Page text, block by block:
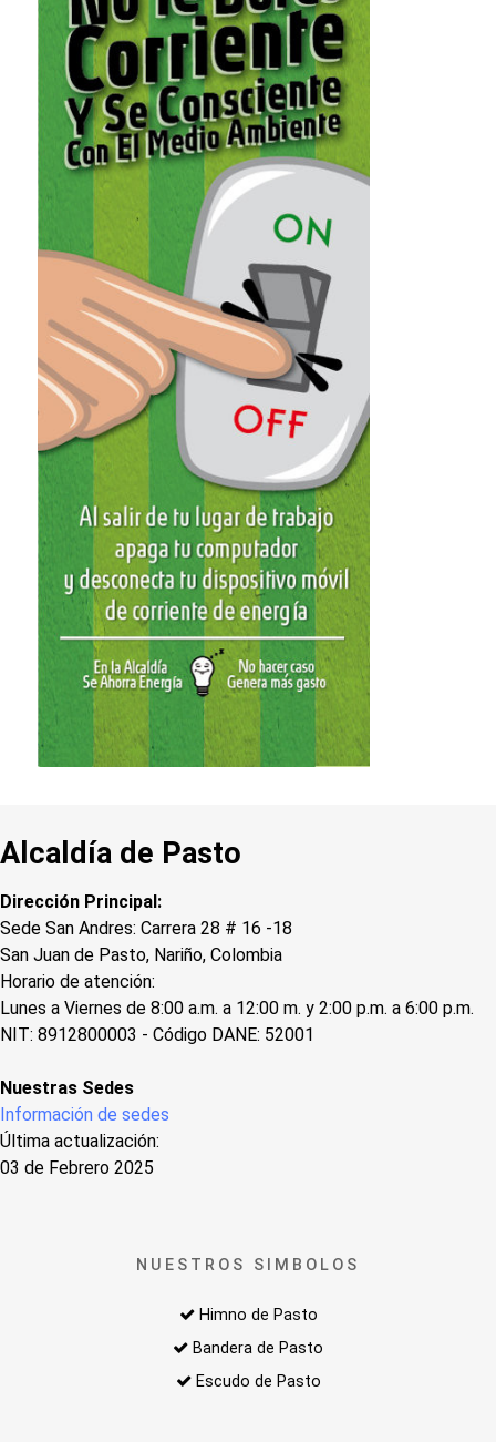
Alcaldía de Pasto
Dirección Principal:
Sede San Andres: Carrera 28 # 16 -18
San Juan de Pasto, Nariño, Colombia
Horario de atención:
Lunes a Viernes de 8:00 a.m. a 12:00 m. y 2:00 p.m. a 6:00 p.m.
NIT: 8912800003 - Código DANE: 52001
Nuestras Sedes
Información de sedes
Última actualización:
03 de Febrero 2025
NUESTROS SIMBOLOS
Himno de Pasto
Bandera de Pasto
Escudo de Pasto